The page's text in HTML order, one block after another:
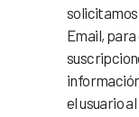
solicitamos
Email,
el usuario